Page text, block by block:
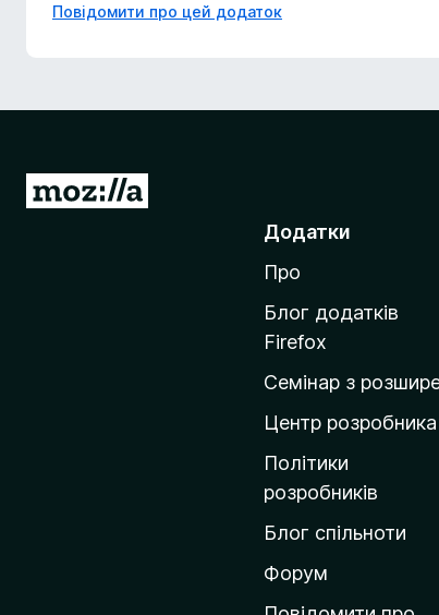
Повідомити про цей додаток
П
Додатки
Про
Блог додатків
Firefox
Семінар з
Центр розробника
Політики
розробників
Блог спільноти
Форум